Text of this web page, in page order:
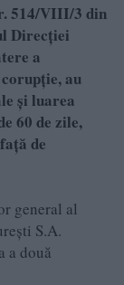
514/VIII/3 din
Direcţiei
a
au
și luarea
60 de zile,
de
general al
S.A.
a două